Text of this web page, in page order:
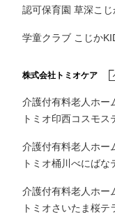
認可保育園 草深こ
学童クラブ こじか
株式会社トミオケア
介護付有料老人ホー
トミオ印西コスモス
介護付有料老人ホー
トミオ桶川べにばな
介護付有料老人ホー
トミオさいたま桜テ